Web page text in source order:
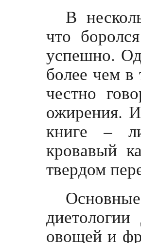
В
что
успешно.
более чем в
честно
ожирения.
книге –
кровавый
твердом
овощей и